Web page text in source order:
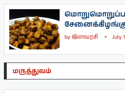
byஇளவரசி July
மருத்துவம்